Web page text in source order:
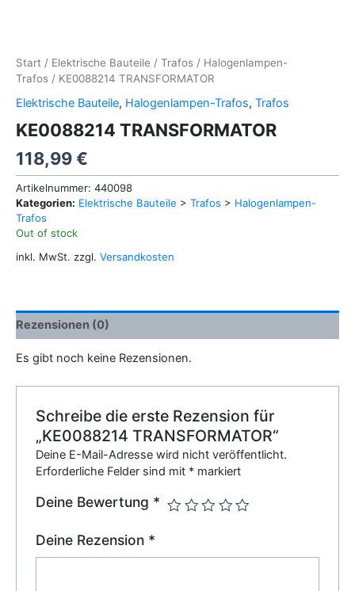
Start / Elektrische Bauteile / Trafos / Halogenlampen-
Trafos / KE0088214 TRANSFORMATOR
Elektrische Bauteile, Halogenlampen-Trafos, Trafos
KE0088214 TRANSFORMATOR
118,99€
Artikelnummer: 440098
Kategorien: Elektrische Bauteile > Trafos > Halogenlampen-
Trafos
Out of stock
inkl. MwSt. zzgl. Versandkosten
Rezensionen (0)
Es gibt noch keine Rezensionen.
Schreibe die erste Rezension für
„KE0088214 TRANSFORMATOR“
Deine E-Mail-Adresse wird nicht veröffentlicht.
Erforderliche Felder sind mit * markiert
Deine Bewertung *
Deine Rezension *